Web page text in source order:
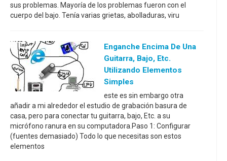
sus problemas. Mayoría de los problemas fueron con el
cuerpo del bajo. Tenía varias grietas, abolladuras, viru
Enganche Encima De Una
Guitarra, Bajo, Etc.
Utilizando Elementos
Simples
este es sin embargo otra
añadir a mi alrededor el estudio de grabación basura de
casa, pero para conectar tu guitarra, bajo, Etc. a su
micrófono ranura en su computadora.Paso 1: Configurar
(fuentes demasiado) Todo lo que necesitas son estos
elementos